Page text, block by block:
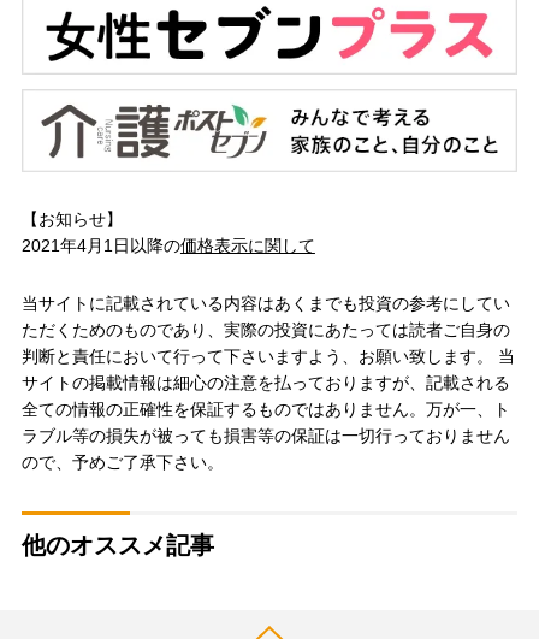
【お知らせ】
2021年4月1日以降の価格表示に関して
当サイトに記載されている内容はあくまでも投資の参考にしてい
ただくためのものであり、実際の投資にあたっては読者ご自身の
判断と責任において行って下さいますよう、お願い致します。 当
サイトの掲載情報は細心の注意を払っておりますが、記載される
全ての情報の正確性を保証するものではありません。万が一、ト
ラブル等の損失が被っても損害等の保証は一切行っておりません
ので、予めご了承下さい。
他のオススメ記事